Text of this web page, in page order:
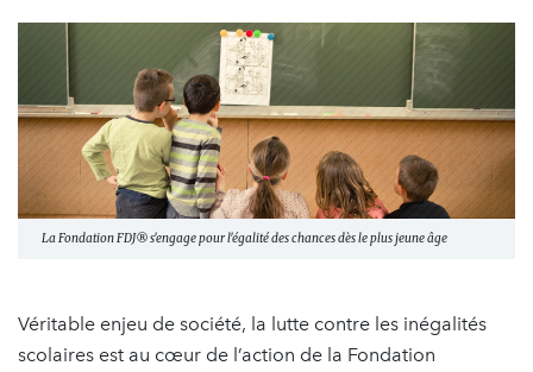
La Fondation FDJ® s'engage pour l'égalité des chances dès le plus jeune âge
Véritable enjeu de société, la lutte contre les inégalités
scolaires est au cœur de l’action de la Fondation